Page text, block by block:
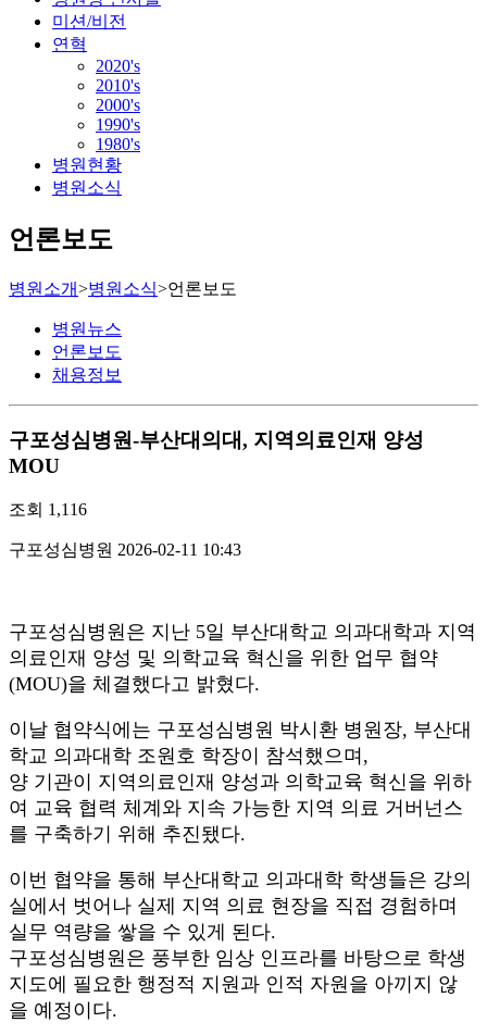
미션/비전
연혁
2020's
2010's
2000's
1990's
1980's
병원현황
병원소식
언론보도
병원소개>병원소식>언론보도
병원뉴스
언론보도
채용정보
구포성심병원-부산대의대, 지역의료인재 양성
MOU
조회 1,116
구포성심병원 2026-02-11 10:43
구포성심병원은 지난 5일 부산대학교 의과대학과 지역
의료인재 양성 및 의학교육 혁신을 위한 업무 협약
(MOU)을 체결했다고 밝혔다.
이날 협약식에는 구포성심병원 박시환 병원장, 부산대
학교 의과대학 조원호 학장이 참석했으며,
양 기관이 지역의료인재 양성과 의학교육 혁신을 위하
여 교육 협력 체계와 지속 가능한 지역 의료 거버넌스
를 구축하기 위해 추진됐다.
이번 협약을 통해 부산대학교 의과대학 학생들은 강의
실에서 벗어나 실제 지역 의료 현장을 직접 경험하며
실무 역량을 쌓을 수 있게 된다.
구포성심병원은 풍부한 임상 인프라를 바탕으로 학생
지도에 필요한 행정적 지원과 인적 자원을 아끼지 않
을 예정이다.